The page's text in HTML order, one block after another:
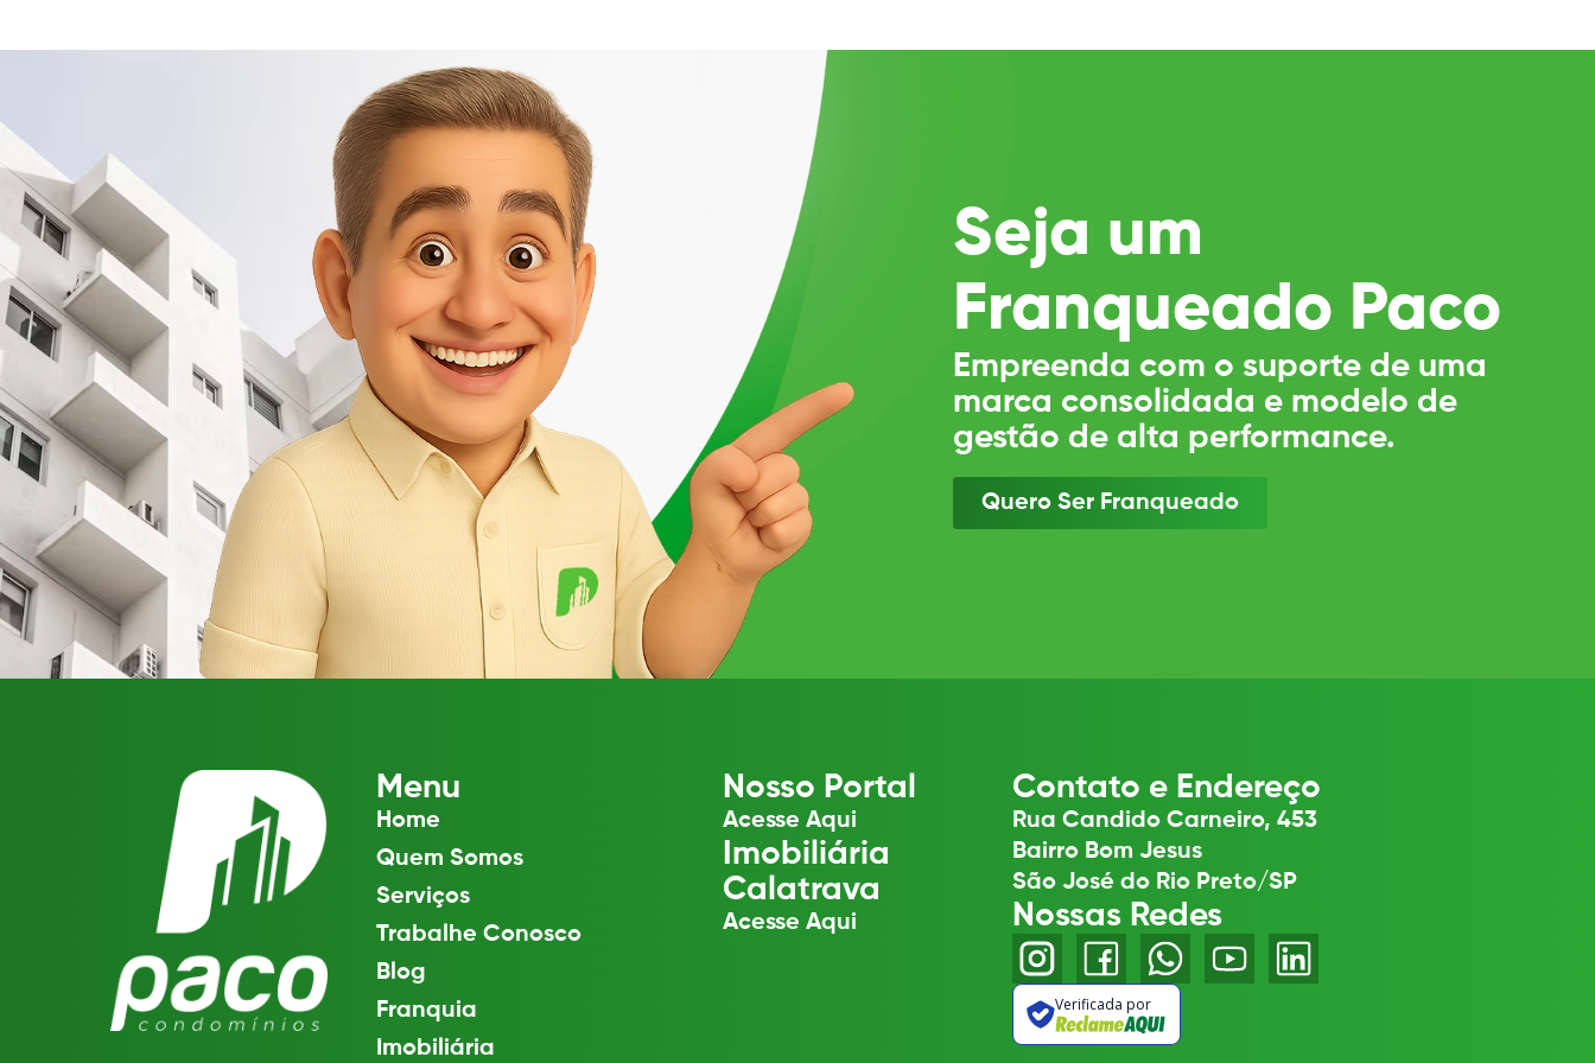
Seja um
Franqueado Paco
Empreenda com o suporte de uma
marca consolidada e modelo de
gestão de alta performance.
Quero Ser Franqueado
Menu
Home
Quem Somos
Serviços
Trabalhe Conosco
Blog
Franquia
Imobiliária
Nosso Portal
Acesse Aqui
Imobiliária
Calatrava
Acesse Aqui
Contato e Endereço
Rua Candido Carneiro, 453
Bairro Bom Jesus
São José do Rio Preto/SP
Nossas Redes
Verificada por